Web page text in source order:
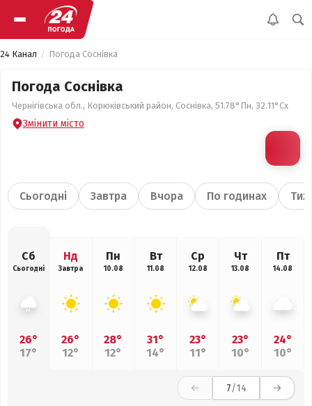
24 Канал Погода Соснівка
Погода Соснівка
Чернігівська обл., Корюківський район, Соснівка, 51.78°Пн, 32.11°Сх
Змінити місто
Сьогодні Завтра Вчора По годинах
Сб
Сьогодні
26°
17°
Нд
Завтра
26°
12°
Пн
10.08
28°
12°
Вт
11.08
31°
14°
Ср
12.08
23°
11°
Чт
13.08
23°
10°
Пт
14.08
24°
10°
7/14